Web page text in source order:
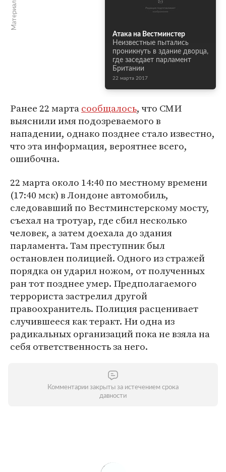
Атака на Вестминстер
Неизвестные пытались
проникнуть в здание дворца,
где заседает парламент
Британии
22 марта 2017
Ранее 22 мартасообщалось, что СМИ
выяснили имя подозреваемого в
нападении, однако позднее стало известно,
что эта информация, вероятнее всего,
ошибочна.
22 марта около 14:40 по местному времени
(17:40 мск) в Лондоне автомобиль,
следовавший по Вестминстерскому мосту,
съехал на тротуар, где сбил несколько
человек, а затем доехала до здания
парламента. Там преступник был
остановлен полицией. Одного из стражей
порядка он ударил ножом, от полученных
ран тот позднее умер. Предполагаемого
террориста застрелил другой
правоохранитель. Полиция расценивает
случившееся как теракт. Ни одна из
радикальных организаций пока не взяла на
себя ответственность за него.
Комментарии закрыты за истечением срока
давности